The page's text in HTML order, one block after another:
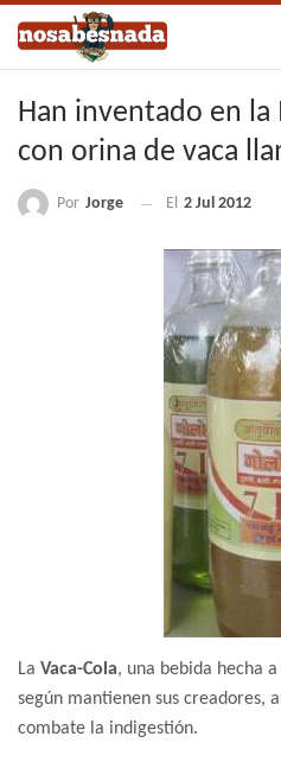
Han inventado en
con orina de vaca
Por Jorge El 2 Jul 2012
La Vaca-Cola, una bebida hecha a
según mantienen sus creadores,
combate la indigestión.